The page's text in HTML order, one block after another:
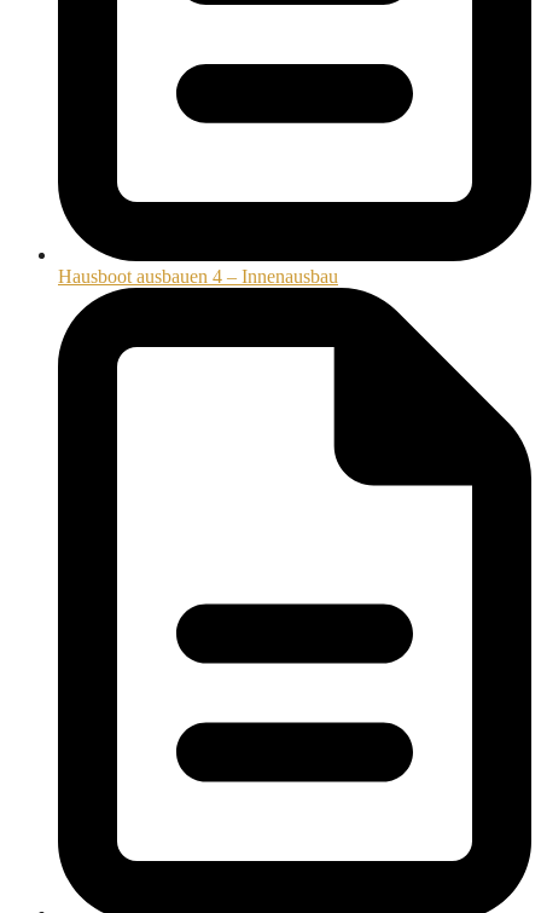
Hausboot ausbauen 4 – Innenausbau